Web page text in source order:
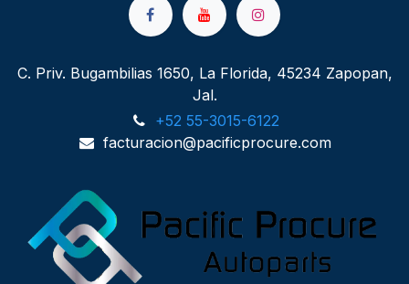
C. Priv. Bugambilias 1650, La Florida, 45234 Zapopan,
Jal.
+52 55-3015-6122
facturacion@pacificprocure.com